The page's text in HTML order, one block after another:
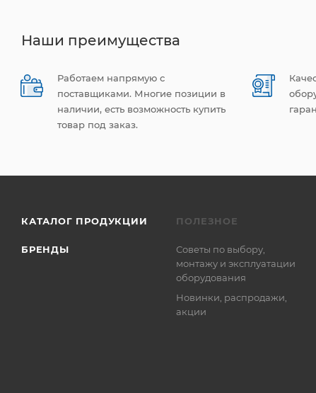
Наши преимущества
Работаем напрямую с
поставщиками. Многие позиции в
наличии, есть возможность купить
товар под заказ.
КАТАЛОГ ПРОДУКЦИИ
БРЕНДЫ
ПОЛЕЗНОЕ
Советы по выбору,
монтажу и эксплуатации
оборудования
Новинки, распродажи,
акции